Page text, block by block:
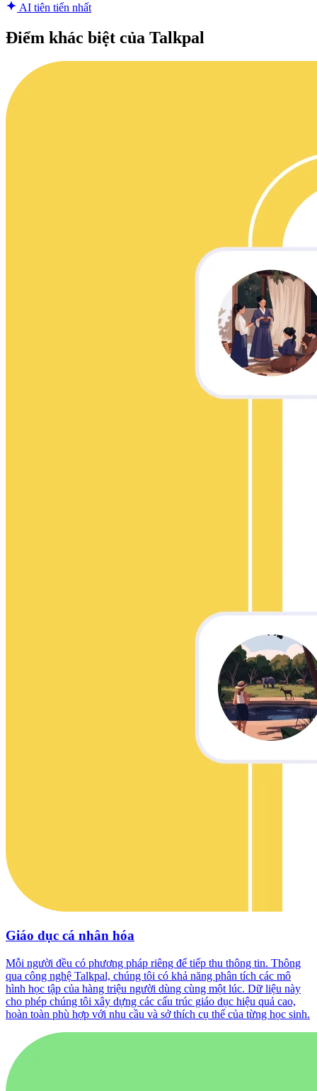
AI tiên tiến nhất
Điểm khác biệt của Talkpal
Giáo dục cá nhân hóa
Mỗi người đều có phương pháp riêng để tiếp thu thông tin. Thông
qua công nghệ Talkpal, chúng tôi có khả năng phân tích các mô
hình học tập của hàng triệu người dùng cùng một lúc. Dữ liệu này
cho phép chúng tôi xây dựng các cấu trúc giáo dục hiệu quả cao,
hoàn toàn phù hợp với nhu cầu và sở thích cụ thể của từng học sinh.